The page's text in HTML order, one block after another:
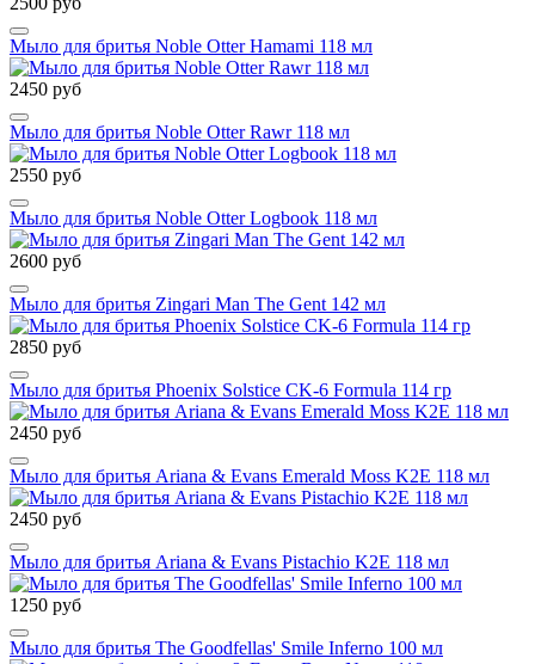
Мыло для бритья Noble Otter Hamami 118 мл
2450 руб
Мыло для бритья Noble Otter Rawr 118 мл
2550 руб
Мыло для бритья Noble Otter Logbook 118 мл
2600 руб
Мыло для бритья Zingari Man The Gent 142 мл
2850 руб
Мыло для бритья Phoenix Solstice CK-6 Formula 114 гр
2450 руб
Мыло для бритья Ariana & Evans Emerald Moss K2E 118 мл
2450 руб
Мыло для бритья Ariana & Evans Pistachio K2E 118 мл
1250 руб
Мыло для бритья The Goodfellas' Smile Inferno 100 мл